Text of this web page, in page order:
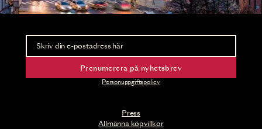
Press
Allmänna köpvillkor
Nyhetsbrev
Ta del av förhandsinformation och biljettsläpp.
Prenumerera på nyhetsbrev
Personuppgiftspolicy